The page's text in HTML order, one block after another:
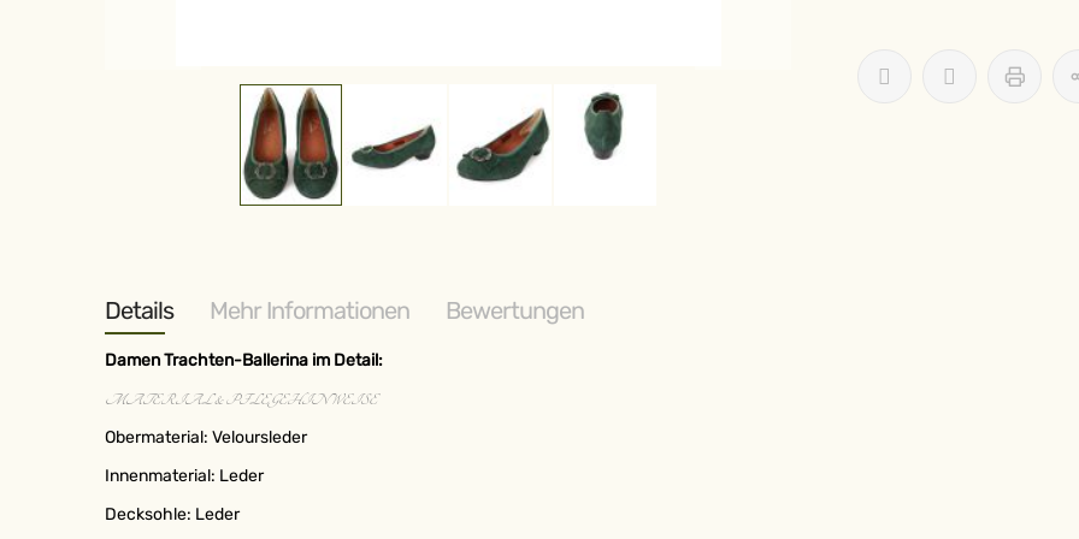
Details
Damen Trachten-Ballerina im Detail:
MATERIAL & PFLEGEHINWEISE
Obermaterial: Veloursleder
Innenmaterial: Leder
Decksohle: Leder
Mehr Informationen Bewertungen